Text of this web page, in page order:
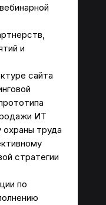
и
сайта
ИТ
охраны труда
стратегии
по